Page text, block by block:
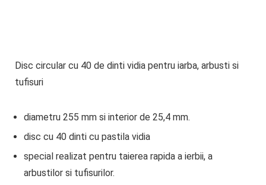
Disc circular cu 40 de dinti vidia pentru iarba, arbusti si
tufisuri
diametru 255 mm si interior de 25,4 mm.
disc cu 40 dinti cu pastila vidia
special realizat pentru taierea rapida a ierbii, a
arbustilor si tufisurilor.